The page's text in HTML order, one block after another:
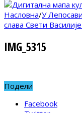
Насловна/У
слава Свети
IMG_5315
Подели
Facebook